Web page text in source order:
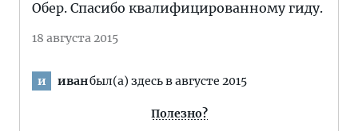
Обер. Спасибо квалифицированному гиду.
18 августа 2015
и иванбыл(а) здесь в августе 2015
Полезно?